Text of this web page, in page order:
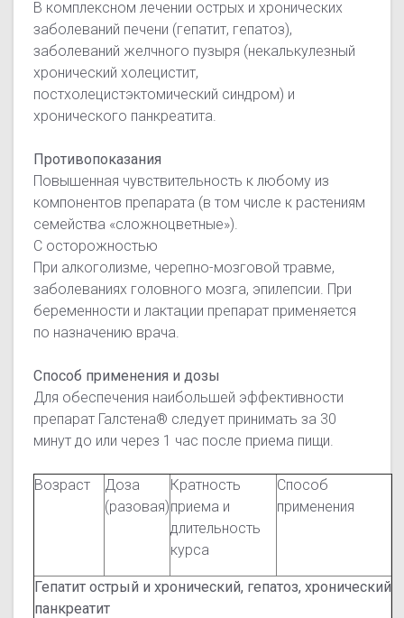
В комплексном лечении острых и хронических
заболеваний печени (гепатит, гепатоз),
заболеваний желчного пузыря (некалькулезный
хронический холецистит,
постхолецистэктомический синдром) и
хронического панкреатита.
Противопоказания
Повышенная чувствительность к любому из
компонентов препарата (в том числе к растениям
семейства «сложноцветные»).
С осторожностью
При алкоголизме, черепно-мозговой травме,
заболеваниях головного мозга, эпилепсии. При
беременности и лактации препарат применяется
по назначению врача.
Способ применения и дозы
Для обеспечения наибольшей эффективности
препарат Галстена® следует принимать за 30
минут до или через 1 час после приема пищи.
Возраст
Доза
(разовая)
Кратность
приема и
длительность
курса
Способ
применения
Гепатит острый и хронический, гепатоз, хронический
панкреатит